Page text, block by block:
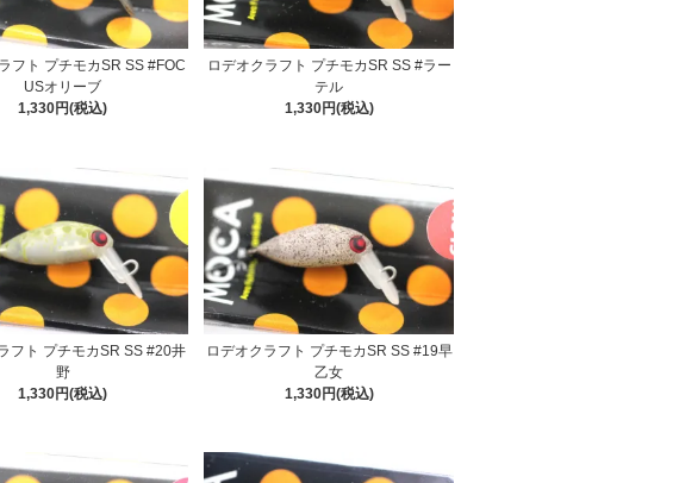
フト プチモカSR SS #FOC
USオリーブ
1,330円(税込)
ロデオクラフト プチモカSR SS #ラー
テル
1,330円(税込)
フト プチモカSR SS #20井
野
1,330円(税込)
ロデオクラフト プチモカSR SS #19早
乙女
1,330円(税込)